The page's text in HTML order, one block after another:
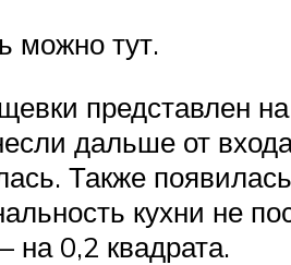
можно тут.
представлен
дальше от
Также
кухни не
на 0,2 квадрата.